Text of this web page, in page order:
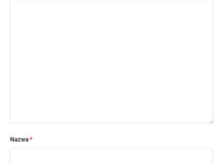
Nazwa *